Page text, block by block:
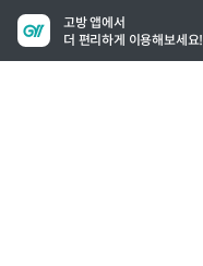
고방 앱에서
더 편리하게 이용해보세요!